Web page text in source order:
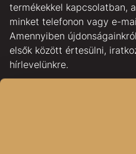
termékekkel kapcsolatban,
minket telefonon vagy e-
Amennyiben
elsők között értesülni,
hírlevelünkre.